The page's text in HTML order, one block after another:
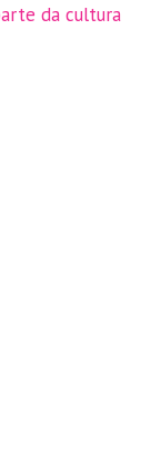
da cultura